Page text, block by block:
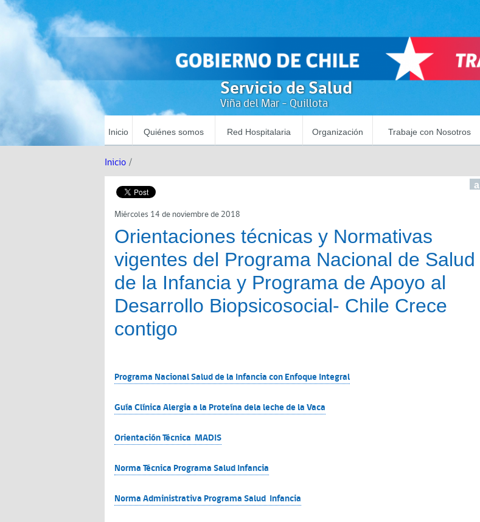
Servicio de Salud
Viña del Mar - Quillota
Inicio Quiénes somos Red Hospitalaria Organización Trabaje con Nosotros
Inicio /
a
Miércoles 14 de noviembre de 2018
Orientaciones técnicas y Normativas
vigentes del Programa Nacional de Salud
de la Infancia y Programa de Apoyo al
Desarrollo Biopsicosocial- Chile Crece
contigo
Programa Nacional Salud de la Infancia con Enfoque Integral
Guía Clínica Alergia a la Proteína dela leche de la Vaca
Orientación Técnica MADIS
Norma Técnica Programa Salud Infancia
Norma Administrativa Programa Salud Infancia